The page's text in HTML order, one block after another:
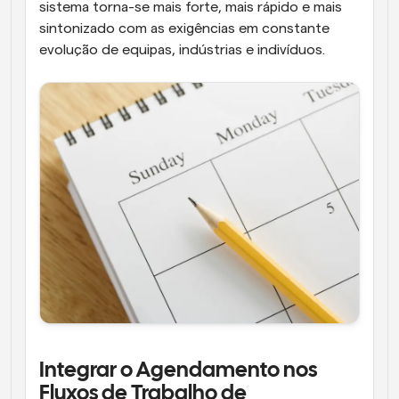
sistema torna-se mais forte, mais rápido e mais
sintonizado com as exigências em constante
evolução de equipas, indústrias e indivíduos.
Integrar o Agendamento nos
Fluxos de Trabalho de